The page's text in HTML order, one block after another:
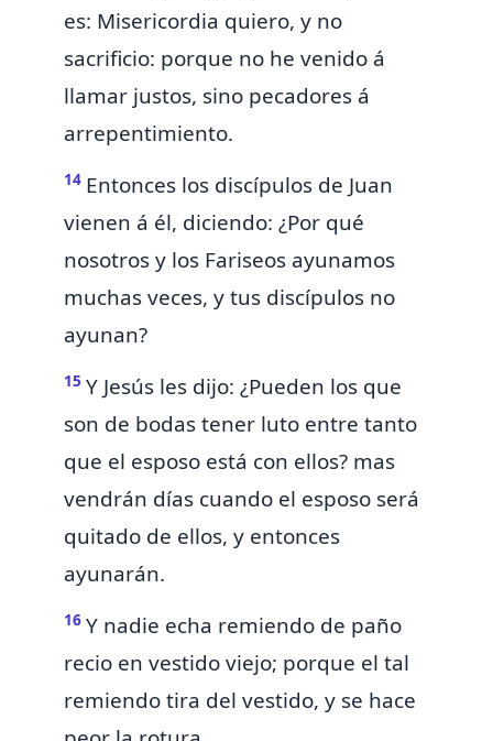
es: Misericordia quiero, y no
sacrificio: porque no he venido á
llamar justos, sino pecadores á
arrepentimiento.
14 Entonces los discípulos de Juan
vienen á él, diciendo: ¿Por qué
nosotros y los Fariseos ayunamos
muchas veces, y tus discípulos no
ayunan?
15 Y Jesús les dijo: ¿Pueden los que
son de bodas tener luto entre tanto
que el esposo está con ellos? mas
vendrán días cuando el esposo será
quitado de ellos, y entonces
ayunarán.
16 Y nadie echa remiendo de paño
recio en vestido viejo; porque el tal
remiendo tira del vestido, y se hace